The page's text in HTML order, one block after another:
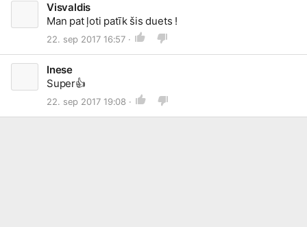
Visvaldis
Man pat ļoti patīk šis duets !
22. sep 2017 16:57 ·
Inese
Super👍
22. sep 2017 19:08 ·